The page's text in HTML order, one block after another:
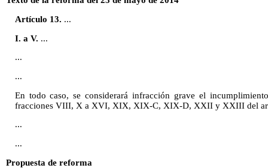
Artículo 13. ...
I. a V. ...
...
...
En todo caso, se considerará infracción grave el
fracciones VIII, X a XVI, XIX, XIX-C, XIX-D, XXII y XXIII del
...
...
Propuesta de reforma